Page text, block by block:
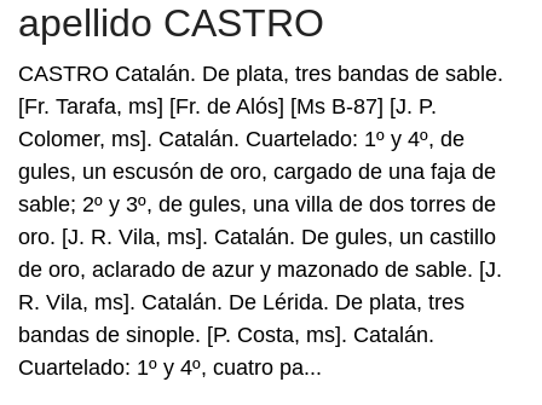
apellido CASTRO
CASTRO Catalán. De plata, tres bandas de sable.
[Fr. Tarafa, ms] [Fr. de Alós] [Ms B-87] [J. P.
Colomer, ms]. Catalán. Cuartelado: 1º y 4º, de
gules, un escusón de oro, cargado de una faja de
sable; 2º y 3º, de gules, una villa de dos torres de
oro. [J. R. Vila, ms]. Catalán. De gules, un castillo
de oro, aclarado de azur y mazonado de sable. [J.
R. Vila, ms]. Catalán. De Lérida. De plata, tres
bandas de sinople. [P. Costa, ms]. Catalán.
Cuartelado: 1º y 4º, cuatro pa...